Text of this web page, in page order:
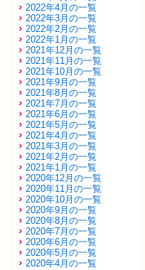
2022年4月の一覧
2022年3月の一覧
2022年2月の一覧
2022年1月の一覧
2021年12月の一覧
2021年11月の一覧
2021年10月の一覧
2021年9月の一覧
2021年8月の一覧
2021年7月の一覧
2021年6月の一覧
2021年5月の一覧
2021年4月の一覧
2021年3月の一覧
2021年2月の一覧
2021年1月の一覧
2020年12月の一覧
2020年11月の一覧
2020年10月の一覧
2020年9月の一覧
2020年8月の一覧
2020年7月の一覧
2020年6月の一覧
2020年5月の一覧
2020年4月の一覧